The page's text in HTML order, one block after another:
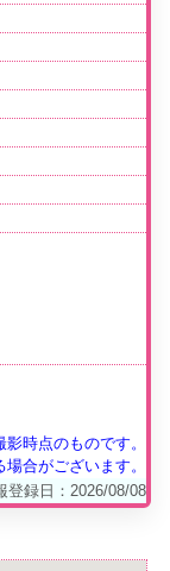
時点のものです。
合がございます。
登録日：2026/08/08